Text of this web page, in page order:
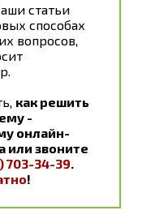
статьи
способах
вопросов,
как решить
-
онлайн-
или звоните
703-34-39.
!